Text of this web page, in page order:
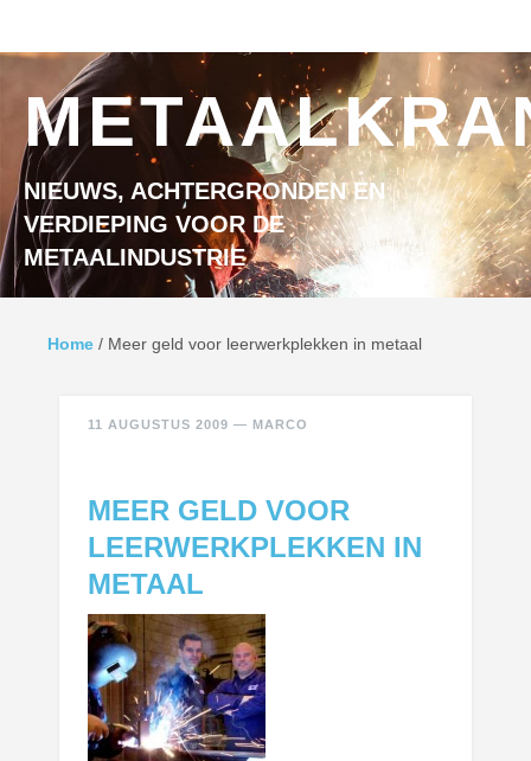
NIEUWS, ACHTERGRONDEN EN
VERDIEPING VOOR DE
METAALINDUSTRIE
Home / Meer geld voor leerwerkplekken in metaal
11 AUGUSTUS 2009 — MARCO
MEER GELD VOOR
LEERWERKPLEKKEN IN
METAAL